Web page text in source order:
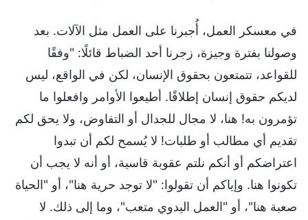
في معسكر العمل، أُجبرنا على العمل مثل الآلات. بعد
وصولنا بفترة وجيزة، زجرنا أحد الضباط قائلًا: "وفقًا
للقواعد، تتمتعون بحقوق الإنسان، لكن في الواقع، ليس
لديكم حقوق إنسان إطلاقًا. أطيعوا الأوامر وافعلوا ما
تؤمرون به! هنا، لا مجال للجدال أو التفاوض، ولا يحق لكم
تقديم أي مطالب أو طلبات! لا يُسمح لكم أن تبدوا
اعتراضكم أو أنكم نلتم عقوبة قاسية، أو أنه لا يجب أن
تكونوا هنا. وإياكم أن تقولوا: "لا توجد حرية هنا"، أو "الحياة
صعبة هنا"، أو "العمل اليدوي متعب"، وما إلى ذلك. لا